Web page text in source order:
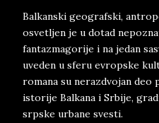
Balkanski geografski,
osvetljen je u dotad
fantazmagorije i na jedan
uveden u sferu evropske
romana su nerazdvojan
istorije Balkana i Srbije,
srpske urbane svesti.